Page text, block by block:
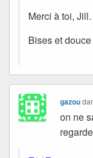
Merci à toi,
Bises et
gazou
on ne